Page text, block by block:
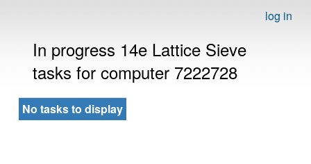
log in
In progress 14e Lattice Sieve
tasks for computer 7222728
No tasks to display